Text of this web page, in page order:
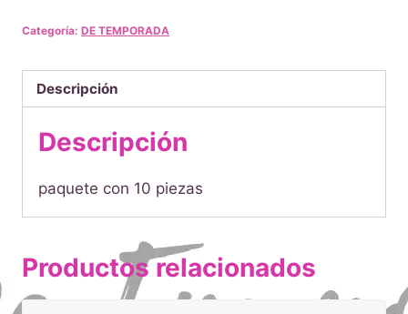
cantidad
Categoría: DE TEMPORADA
Descripción
Descripción
paquete con 10 piezas
Productos relacionados